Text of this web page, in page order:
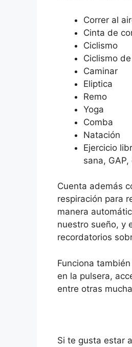
Correr al
Cinta de
Ciclismo
Ciclismo
Caminar
Eliptica
Remo
Yoga
Comba
Natación
Ejercicio
sana, GAP,
Cuenta además
respiración para
manera
nuestro sueño, y
recordatorios
Funciona
en la pulsera,
entre otras
Si te gusta estar